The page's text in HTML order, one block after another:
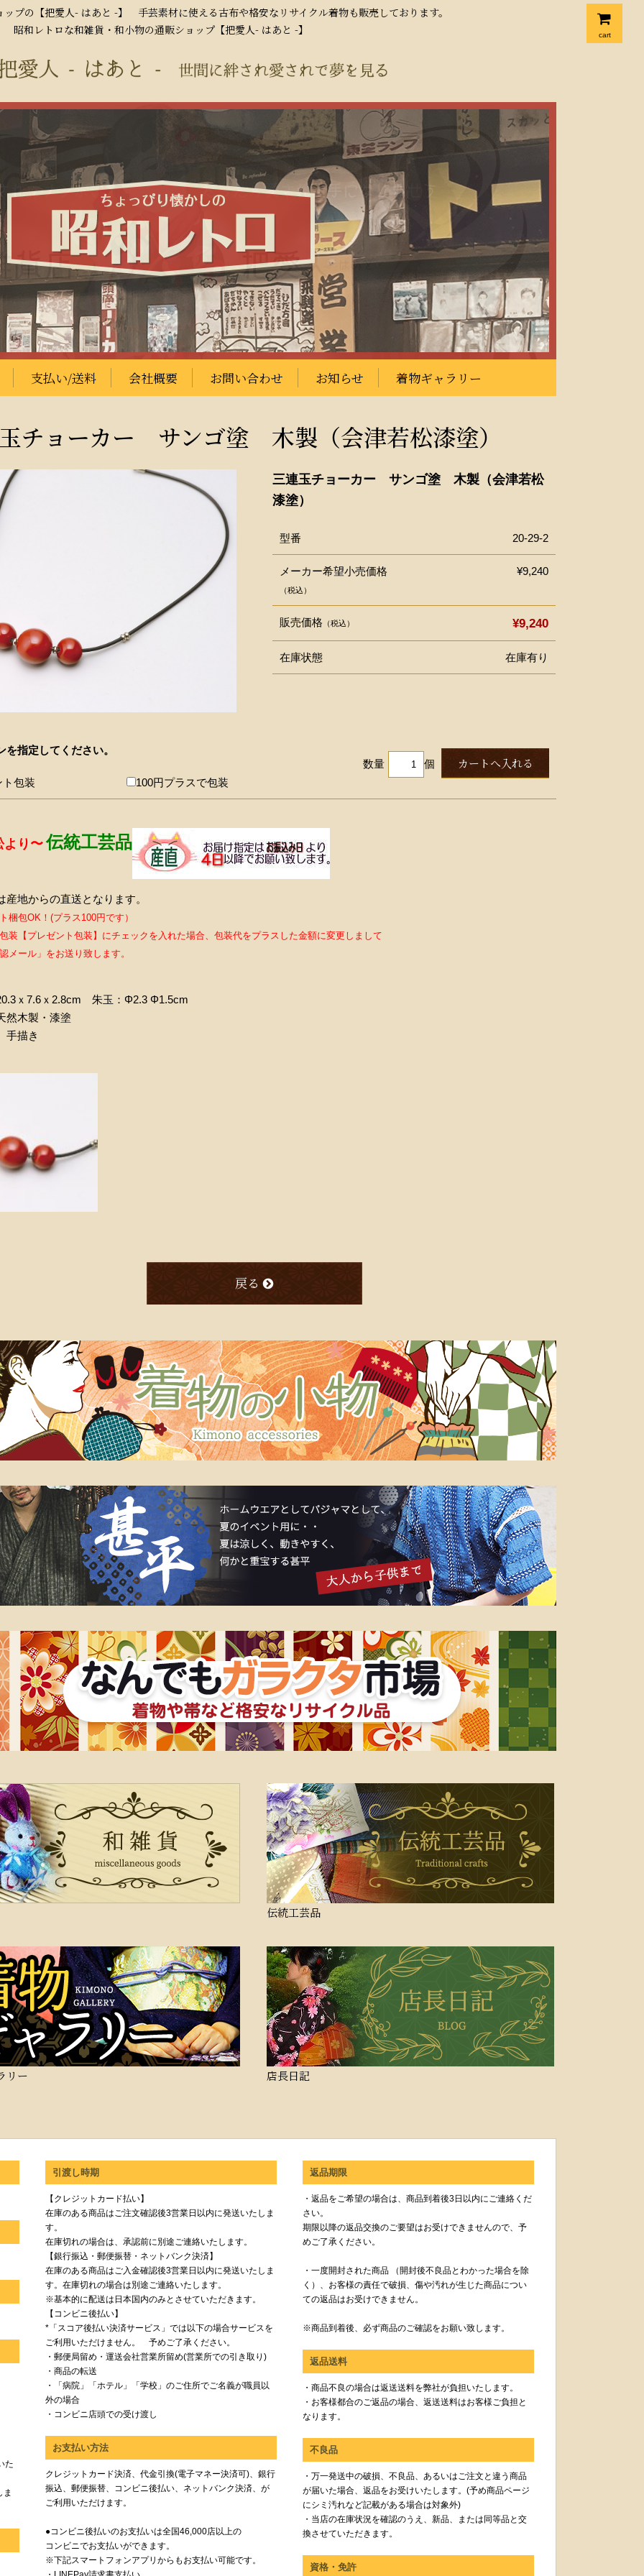
プの【把愛人- はあと -】 手芸素材に使える古布や格安なリサイクル着物も販売しております。
昭和レトロな和雑貨・和小物の通販ショップ【把愛人- はあと -】
cart
支払い/送料 会社概要 お問い合わせ お知らせ 着物ギャラリー
チョーカー サンゴ塗 木製（会津若松漆塗）
三連玉チョーカー サンゴ塗 木製（会津若松
漆塗）
型番 20-29-2
メーカー希望小売価格
（税込）
¥9,240
販売価格 （税込） ¥9,240
在庫状態 在庫有り
を指定してください。
包装 100円プラスで包装
数量 個
より〜 伝統工芸品
産地からの直送となります。
梱包OK！(プラス100円です）
装【プレゼント包装】にチェックを入れた場合、包装代をプラスした金額に変更しまして
メール」をお送り致します。
ｘ7.6ｘ2.8cm 朱玉：Φ2.3 Φ1.5cm
然木製・漆塗
描き
戻る
伝統工芸品
リー 店長日記
た
引渡し時期
【クレジットカード払い】
在庫のある商品はご注文確認後3営業日以内に発送いたしま
す。
在庫切れの場合は、承認前に別途ご連絡いたします。
【銀行振込・郵便振替・ネットバンク決済】
在庫のある商品はご入金確認後3営業日以内に発送いたしま
す。在庫切れの場合は別途ご連絡いたします。
※基本的に配送は日本国内のみとさせていただきます。
【コンビニ後払い】
*「スコア後払い決済サービス」では以下の場合サービスを
ご利用いただけません。 予めご了承ください。
・郵便局留め・運送会社営業所留め(営業所での引き取り)
・商品の転送
・「病院」「ホテル」「学校」のご住所でご名義が職員以
外の場合
・コンビニ店頭での受け渡し
お支払い方法
クレジットカード決済、代金引換(電子マネー決済可)、銀行
振込、郵便振替、コンビニ後払い、ネットバンク決済、が
ご利用いただけます。
●コンビニ後払いのお支払いは全国46,000店以上の
コンビニでお支払いができます。
※下記スマートフォンアプリからもお支払い可能です。
返品期限
・返品をご希望の場合は、商品到着後3日以内にご連絡くだ
さい。
期限以降の返品交換のご要望はお受けできませんので、予
めご了承ください。
・一度開封された商品 （開封後不良品とわかった場合を除
く）、お客様の責任で破損、傷や汚れが生じた商品につい
ての返品はお受けできません。
※商品到着後、必ず商品のご確認をお願い致します。
返品送料
・商品不良の場合は返送送料を弊社が負担いたします。
・お客様都合のご返品の場合、返送送料はお客様ご負担と
なります。
不良品
・万一発送中の破損、不良品、あるいはご注文と違う商品
が届いた場合、返品をお受けいたします。(予め商品ページ
にシミ汚れなど記載がある場合は対象外)
・当店の在庫状況を確認のうえ、新品、または同等品と交
換させていただきます。
資格・免許